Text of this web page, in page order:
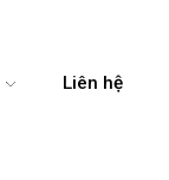
Liên hệ